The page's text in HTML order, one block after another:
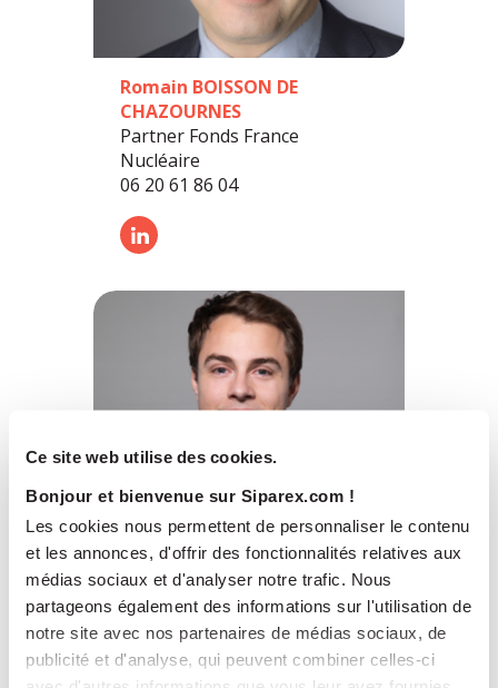
Ce site web utilise des cookies.
Bonjour et bienvenue sur Siparex.com !
Les cookies nous permettent de personnaliser le contenu
et les annonces, d'offrir des fonctionnalités relatives aux
médias sociaux et d'analyser notre trafic. Nous
partageons également des informations sur l'utilisation de
notre site avec nos partenaires de médias sociaux, de
publicité et d'analyse, qui peuvent combiner celles-ci
Romain BOISSON DE
CHAZOURNES
Partner Fonds France
Nucléaire
06 20 61 86 04
Hugo PETITJEAN
Senior Associate Fonds France
Nucléaire